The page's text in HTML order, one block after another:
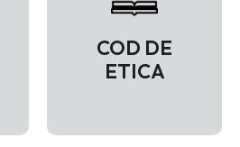
COD DE
ETICA